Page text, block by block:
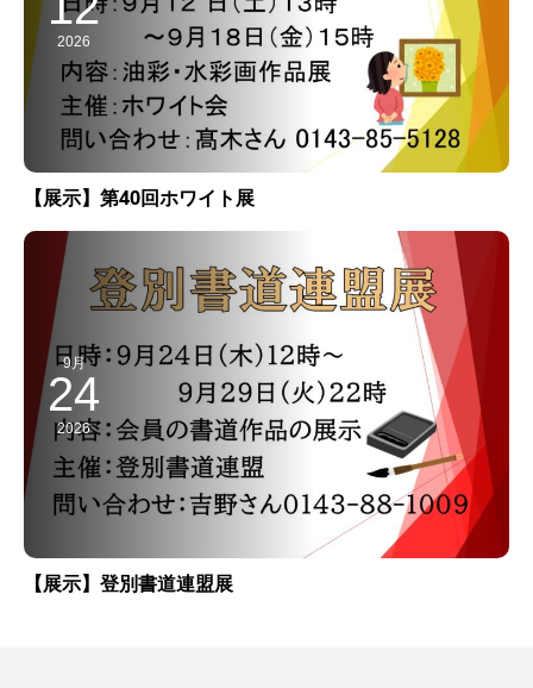
2026
【展示】第40回ホワイト展
9月
24
2026
【展示】登別書道連盟展